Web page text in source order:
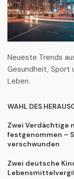
Neueste Trends
Gesundheit, Sport
Leben.
WAHL DES
Zwei Verdächtige
festgenommen –
verschwunden
Zwei deutsche